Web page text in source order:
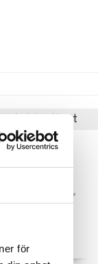
för
tuotteet